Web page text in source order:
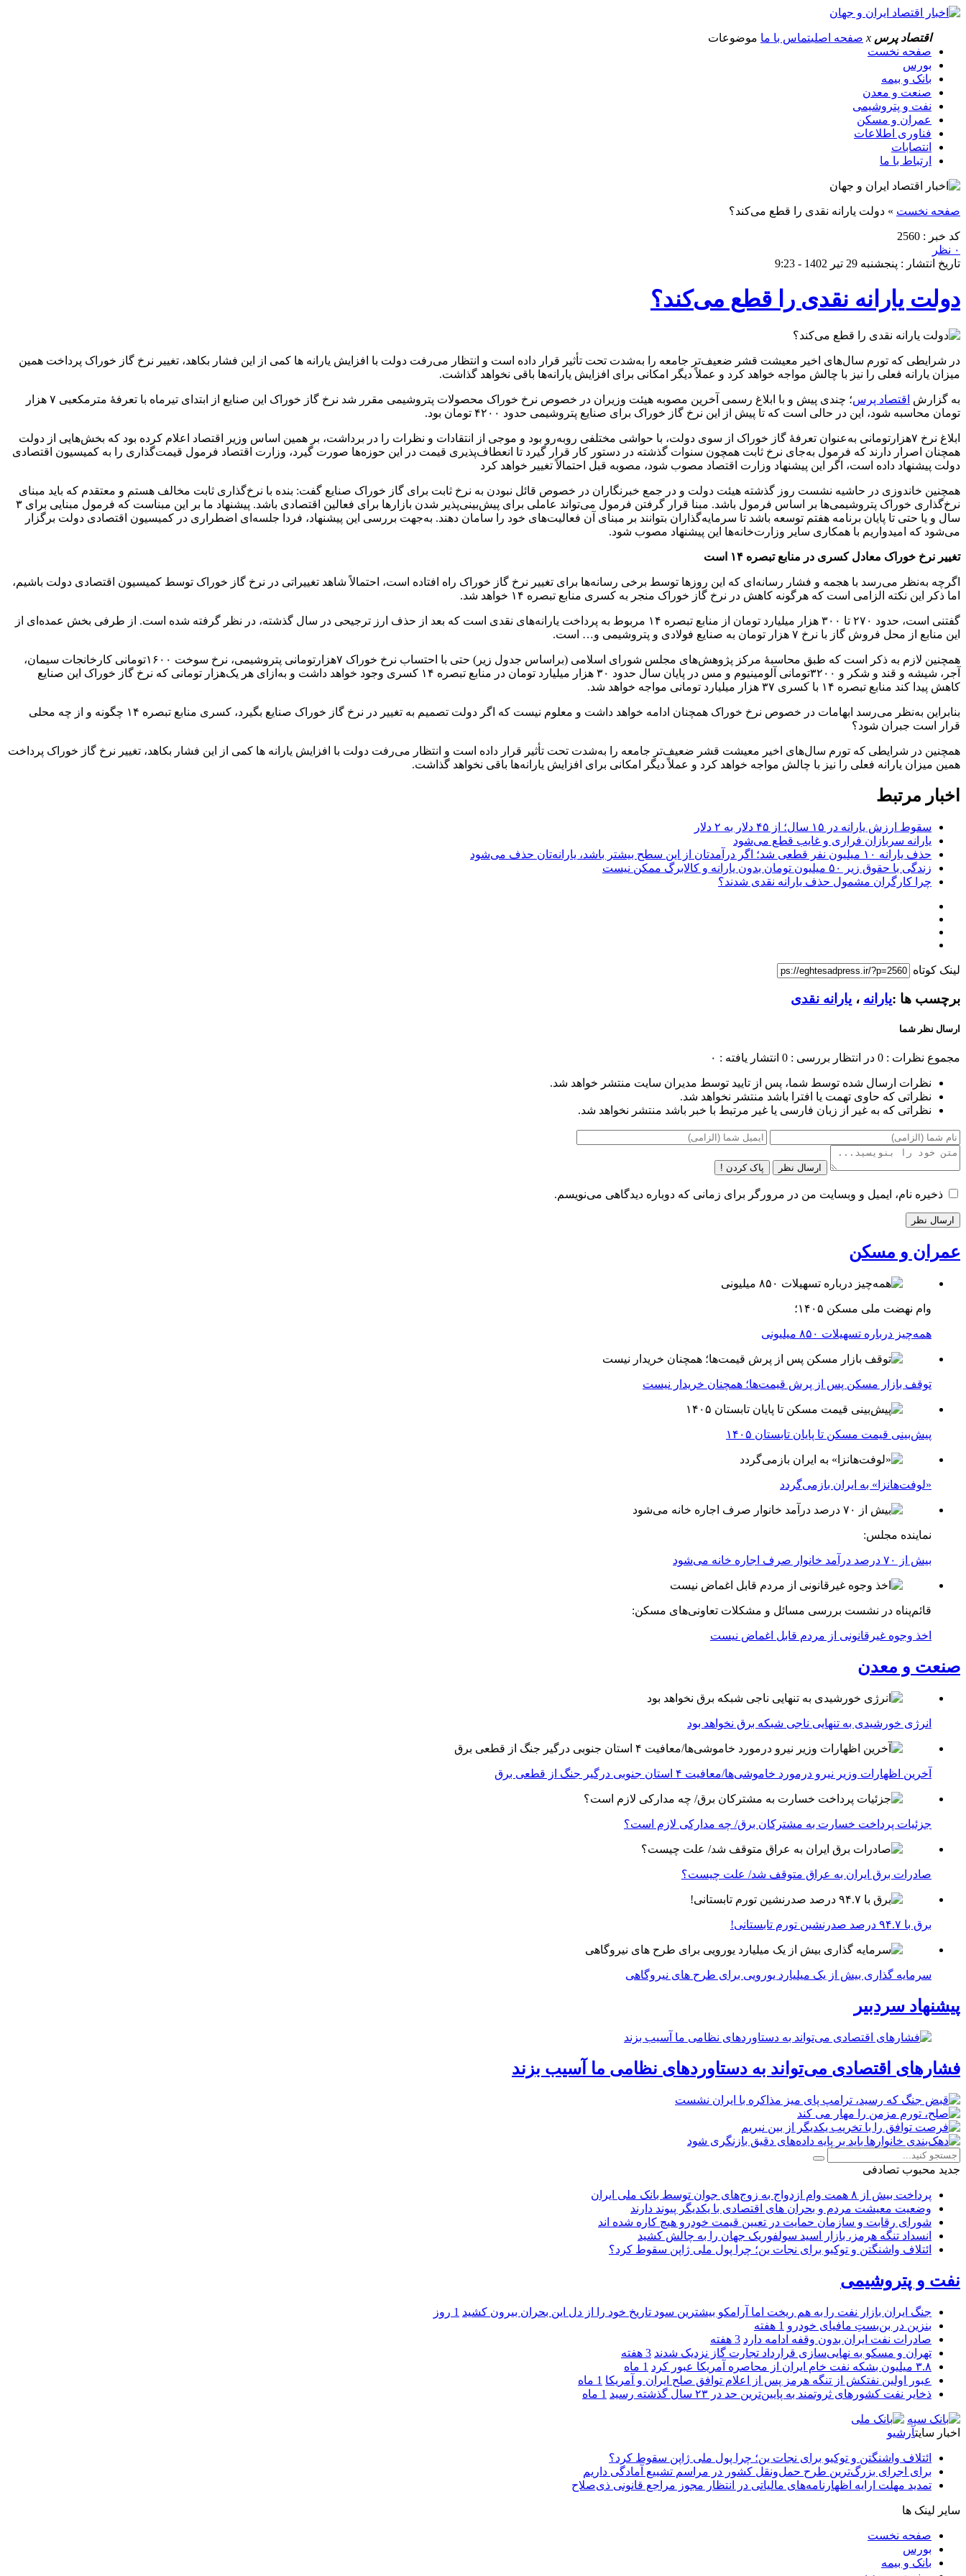
اقتصاد پرس x صفحه اصلیتماس با ما موضوعات
صفحه نخست
بورس
بانک و بیمه
صنعت و معدن
نفت و پتروشیمی
عمران و مسکن
فناوری اطلاعات
انتصابات
ارتباط با ما
صفحه نخست » دولت یارانه نقدی را قطع می‌کند؟
کد خبر : 2560
۰ نظر
تاریخ انتشار : پنجشنبه 29 تیر 1402 - 9:23
دولت یارانه نقدی را قطع می‌کند؟
در شرایطی که تورم سال‌های اخیر معیشت قشر ضعیف‌تر جامعه را به‌شدت تحت تأثیر قرار داده است و انتظار می‌رفت دولت با افزایش یارانه ‌ها کمی از این فشار بکاهد، تغییر نرخ گاز خوراک پرداخت همین
میزان یارانه فعلی را نیز با چالش مواجه خواهد کرد و عملاً دیگر امکانی برای افزایش یارانه‌ها باقی نخواهد گذاشت.
به گزارش اقتصاد پرس
؛ چندی پیش و با ابلاغ رسمی آخرین مصوبه هیئت وزیران در خصوص نرخ خوراک محصولات پتروشیمی مقرر شد نرخ گاز خوراک این صنایع از ابتدای تیرماه با تعرفۀ مترمکعبی ۷ هزار
تومان محاسبه شود، این در حالی است که تا پیش از این نرخ گاز خوراک برای صنایع پتروشیمی حدود ۴۲۰۰ تومان بود.
ابلاغ نرخ ۷هزارتومانی به‌عنوان تعرفۀ گاز خوراک از سوی دولت، با حواشی مختلفی روبه‌رو بود و موجی از انتقادات و نظرات را در برداشت، بر همین اساس وزیر اقتصاد اعلام کرده بود که بخش‌هایی از دولت
همچنان اصرار دارند که فرمول به‌جای نرخ ثابت همچون سنوات گذشته در دستور کار قرار گیرد تا انعطاف‌پذیری قیمت در این حوزه‌ها صورت گیرد، وزارت اقتصاد فرمول قیمت‌گذاری را به کمیسیون اقتصادی
دولت پیشنهاد داده است، اگر این پیشنهاد وزارت اقتصاد مصوب شود، مصوبه قبل احتمالاً تغییر خواهد کرد
همچنین خاندوزی در حاشیه نشست روز گذشته هیئت دولت و در جمع خبرنگاران در خصوص قائل نبودن به نرخ ثابت برای گاز خوراک صنایع گفت: بنده با نرخ‌گذاری ثابت مخالف هستم و معتقدم که باید مبنای
نرخ‌گذاری خوراک پتروشیمی‌ها بر اساس فرمول باشد. مبنا قرار گرفتن فرمول می‌تواند عاملی برای پیش‌بینی‌پذیر شدن بازارها برای فعالین اقتصادی باشد. پیشنهاد ما بر این مبناست که فرمول مبنایی برای ۳
سال و یا حتی تا پایان برنامه هفتم توسعه باشد تا سرمایه‌گذاران بتوانند بر مبنای آن فعالیت‌های خود را سامان دهند. به‌جهت بررسی این پیشنهاد، فردا جلسه‌ای اضطراری در کمیسیون اقتصادی دولت برگزار
می‌شود که امیدواریم با همکاری سایر وزارت‌خانه‌ها این پیشنهاد مصوب شود.
تغییر نرخ خوراک معادل کسری در منابع تبصره ۱۴ است
اگرچه به‌نظر می‌رسد با هجمه و فشار رسانه‌ای که این روزها توسط برخی رسانه‌ها برای تغییر نرخ گاز خوراک راه افتاده است، احتمالاً شاهد تغییراتی در نرخ گاز خوراک توسط کمیسیون اقتصادی دولت باشیم،
اما ذکر این نکته الزامی است که هرگونه کاهش در نرخ گاز خوراک منجر به کسری منابع تبصره ۱۴ خواهد شد.
گفتنی است، حدود ۲۷۰ تا ۳۰۰ هزار میلیارد تومان از منابع تبصره ۱۴ مربوط به پرداخت یارانه‌های نقدی است که بعد از حذف ارز ترجیحی در سال گذشته، در نظر گرفته شده است. از طرفی بخش عمده‌ای از
این منابع از محل فروش گاز با نرخ ۷ هزار تومان به صنایع فولادی و پتروشیمی و… است.
همچنین لازم به ذکر است که طبق محاسبۀ مرکز پژوهش‌های مجلس شورای اسلامی (براساس جدول زیر) حتی با احتساب نرخ خوراک ۷هزارتومانی پتروشیمی، نرخ سوخت ۱۶۰۰تومانی کارخانجات سیمان،
آجر، شیشه و قند و شکر و ۳۲۰۰تومانی آلومینیوم و مس در پایان سال حدود ۳۰ هزار میلیارد تومان در منابع تبصره ۱۴ کسری وجود خواهد داشت و به‌ازای هر یک‌هزار تومانی که نرخ گاز خوراک این صنایع
کاهش پیدا کند منابع تبصره ۱۴ با کسری ۳۷ هزار میلیارد تومانی مواجه خواهد شد.
بنابراین به‌نظر می‌رسد ابهامات در خصوص نرخ خوراک همچنان ادامه خواهد داشت و معلوم نیست که اگر دولت تصمیم به تغییر در نرخ گاز خوراک صنایع بگیرد، کسری منابع تبصره ۱۴ چگونه و از چه محلی
قرار است جبران شود؟
همچنین در شرایطی که تورم سال‌های اخیر معیشت قشر ضعیف‌تر جامعه را به‌شدت تحت تأثیر قرار داده است و انتظار می‌رفت دولت با افزایش یارانه ‌ها کمی از این فشار بکاهد، تغییر نرخ گاز خوراک پرداخت
همین میزان یارانه فعلی را نیز با چالش مواجه خواهد کرد و عملاً دیگر امکانی برای افزایش یارانه‌ها باقی نخواهد گذاشت.
اخبار مرتبط
سقوط ارزش یارانه در ۱۵ سال؛ از ۴۵ دلار به ۲ دلار
یارانه سربازان فراری و غایب قطع می‌شود
حذف یارانه ۱۰ میلیون نفر قطعی شد؛ اگر درآمدتان از این سطح بیشتر باشد، یارانه‌تان حذف می‌شود
زندگی با حقوق زیر ۵۰ میلیون تومان بدون یارانه و کالابرگ ممکن نیست
چرا کارگران مشمول حذف یارانه نقدی شدند؟
لینک کوتاه
برچسب ها :یارانه ، یارانه نقدی
ارسال نظر شما
مجموع نظرات : 0 در انتظار بررسی : 0 انتشار یافته : ۰
نظرات ارسال شده توسط شما، پس از تایید توسط مدیران سایت منتشر خواهد شد.
نظراتی که حاوی تهمت یا افترا باشد منتشر نخواهد شد.
نظراتی که به غیر از زبان فارسی یا غیر مرتبط با خبر باشد منتشر نخواهد شد.
ارسال نظر پاک کردن !
ذخیره نام، ایمیل و وبسایت من در مرورگر برای زمانی که دوباره دیدگاهی می‌نویسم.
عمران و مسکن
وام نهضت ملی مسکن ۱۴۰۵؛
همه‌چیز درباره تسهیلات ۸۵۰ میلیونی
توقف بازار مسکن پس از پرش قیمت‌ها؛ همچنان خریدار نیست
پیش‌بینی قیمت مسکن تا پایان تابستان ۱۴۰۵
«لوفت‌هانزا» به ایران بازمی‌گردد
نماینده مجلس:
بیش از ۷۰ درصد درآمد خانوار صرف اجاره خانه می‌شود
قائم‌پناه در نشست بررسی مسائل و مشکلات تعاونی‌های مسکن:
اخذ وجوه غیرقانونی از مردم قابل اغماض نیست
صنعت و معدن
انرژی خورشیدی به تنهایی ناجی شبکه برق نخواهد بود
آخرین اظهارات وزیر نیرو درمورد خاموشی‌ها/معافیت ۴ استان جنوبی درگیر جنگ از قطعی برق
جزئیات پرداخت خسارت به مشترکان برق/ چه مدارکی لازم است؟
صادرات برق ایران به عراق متوقف شد/ علت چیست؟
برق با ۹۴.۷ درصد صدرنشین تورم تابستانی!
سرمایه گذاری بیش از یک میلیارد یورویی برای طرح های نیروگاهی
پیشنهاد سردبیر
فشارهای اقتصادی می‌تواند به دستاوردهای نظامی ما آسیب بزند
جدید محبوب تصادفی
پرداخت بیش از ۸ همت وام ازدواج به زوج‌های جوان توسط بانک ملی ایران
وضعیت معیشت مردم و بحران های اقتصادی با یکدیگر پیوند دارند
شورای رقابت و سازمان حمایت در تعیین قیمت خودرو هیچ کاره شده اند
انسداد تنگه هرمز، بازار اسید سولفوریک جهان را به چالش کشید
ائتلاف واشنگتن و توکیو برای نجات ین؛ چرا پول ملی ژاپن سقوط کرد؟
نفت و پتروشیمی
جنگ ایران بازار نفت را به هم ریخت اما آرامکو بیشترین سود تاریخ خود را از دل این بحران بیرون کشید 1 روز
بنزین در بن‌بستِ مافیای خودرو 1 هفته
صادرات نفت ایران بدون وقفه ادامه دارد 3 هفته
تهران و مسکو به نهایی‌سازی قرارداد تجارت گاز نزدیک شدند 3 هفته
۳.۸ میلیون بشکه نفت خام ایران از محاصره آمریکا عبور کرد
1 ماه
عبور اولین نفتکش از تنگه هرمز پس از اعلام توافق صلح ایران و آمریکا 1 ماه
ذخایر نفت کشورهای ثروتمند به پایین‌ترین حد در ۲۳ سال گذشته رسید
1 ماه
اخبار سایتآرشیو
ائتلاف واشنگتن و توکیو برای نجات ین؛ چرا پول ملی ژاپن سقوط کرد؟
برای اجرای بزرگ‌ترین طرح حمل‌ونقل کشور در مراسم تشییع آمادگی داریم
تمدید مهلت ارایه اظهارنامه‌های مالیاتی در انتظار مجوز مراجع قانونی ذی‌‏صلاح
سایر لینک ها
صفحه نخست
بورس
بانک و بیمه